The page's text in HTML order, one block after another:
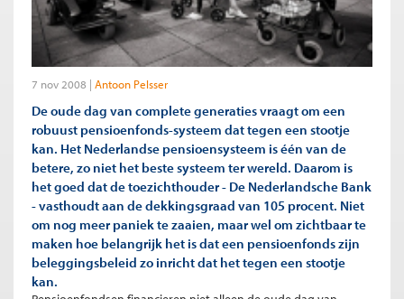
7 nov 2008 Antoon Pelsser
De oude dag van complete generaties vraagt om een
robuust pensioenfonds-systeem dat tegen een stootje
kan. Het Nederlandse pensioensysteem is één van de
betere, zo niet het beste systeem ter wereld. Daarom is
het goed dat de toezichthouder - De Nederlandsche Bank
- vasthoudt aan de dekkingsgraad van 105 procent. Niet
om nog meer paniek te zaaien, maar wel om zichtbaar te
maken hoe belangrijk het is dat een pensioenfonds zijn
beleggingsbeleid zo inricht dat het tegen een stootje
kan.